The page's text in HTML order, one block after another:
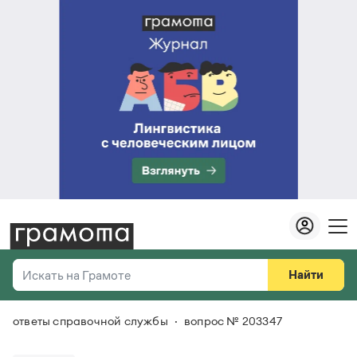
Искать на Грамоте
Справочная служба
Найти
Везде
ответы справочной службы вопрос № 203347